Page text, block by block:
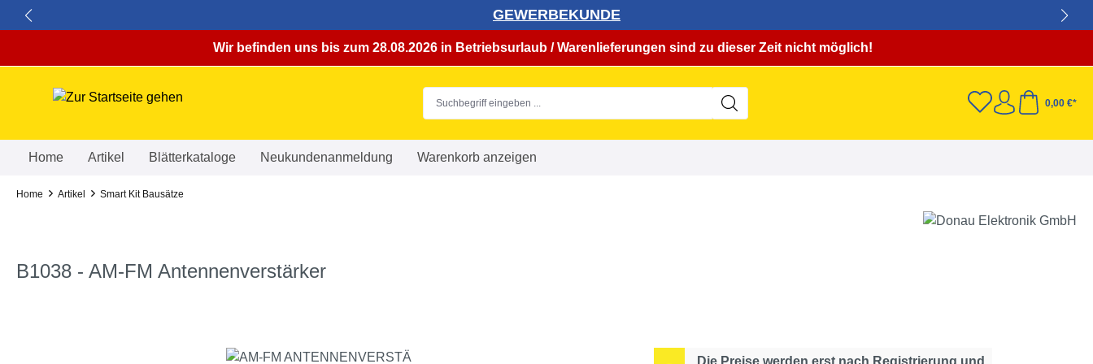
GEWERBEKUNDE
Wir befinden uns bis zum 28.08.2026 in Betriebsurlaub / Warenlieferungen sind zu dieser Zeit nicht möglich!
0,00 €*
Home Artikel Blätterkataloge Neukundenanmeldung Warenkorb anzeigen
Home Artikel Smart Kit Bausätze
B1038 - AM-FM Antennenverstärker
Die Preise werden erst nach Registrierung und